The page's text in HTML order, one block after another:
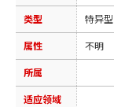
类型
特异型
属性
不明
所属
适应领域